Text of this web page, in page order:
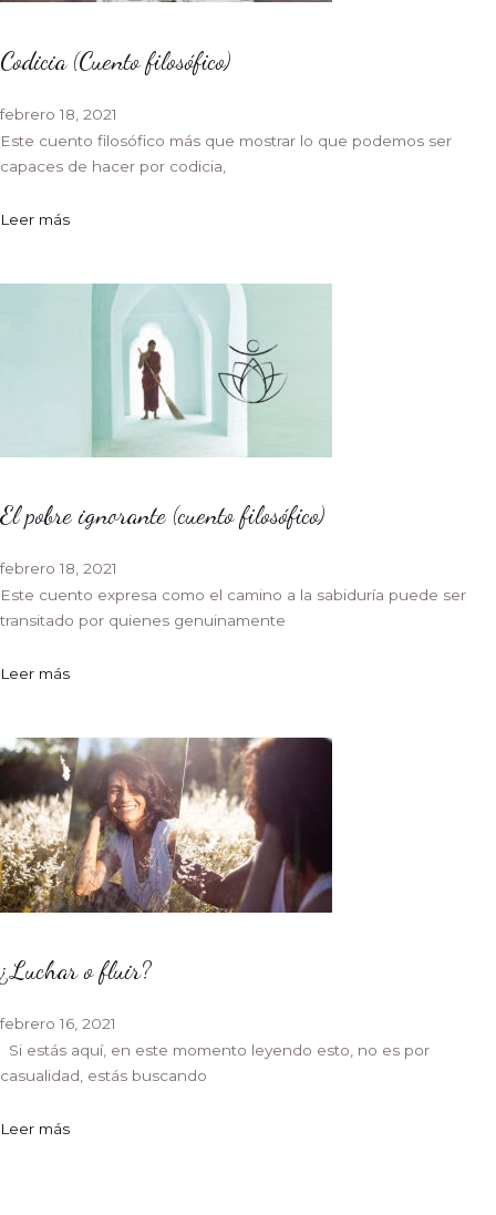
Codicia (Cuento filosófico)
febrero 18, 2021
Este cuento filosófico más que mostrar lo que podemos ser
capaces de hacer por codicia,
Leer más
El pobre ignorante (cuento filosófico)
febrero 18, 2021
Este cuento expresa como el camino a la sabiduría puede ser
transitado por quienes genuinamente
Leer más
¿Luchar o fluir?
febrero 16, 2021
Si estás aquí, en este momento leyendo esto, no es por
casualidad, estás buscando
Leer más